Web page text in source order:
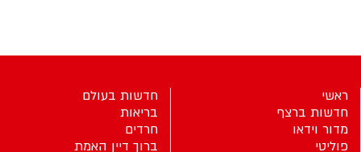
ראשי
חדשות ברצף
מדור וידאו
פוליטי
חדשות בעולם
בריאות
חרדים
ברוך דיין האמת